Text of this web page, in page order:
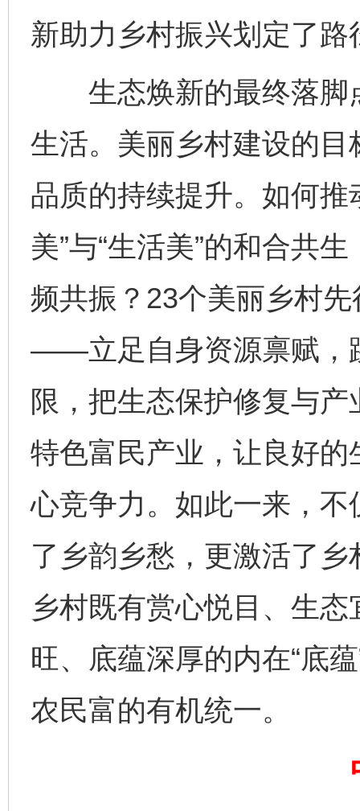
新助力乡村振兴划定了路
生态焕新的最终落脚
生活。美丽乡村建设的
品质的持续提升。如何推
美”与“生活美”的和合共
频共振？23个美丽乡村
——立足自身资源禀赋，
限，把生态保护修复与
特色富民产业，让良好
心竞争力。如此一来，
了乡韵乡愁，更激活了
乡村既有赏心悦目、生态
旺、底蕴深厚的内在“底
农民富的有机统一。
在谋一域中谋全局
魏明亮